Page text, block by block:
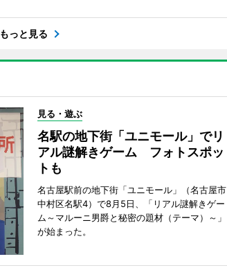
もっと見る
見る・遊ぶ
名駅の地下街「ユニモール」でリ
アル謎解きゲーム フォトスポッ
トも
名古屋駅前の地下街「ユニモール」（名古屋市
中村区名駅4）で8月5日、「リアル謎解きゲー
ム～マルーニ男爵と秘密の題材（テーマ）～」
が始まった。